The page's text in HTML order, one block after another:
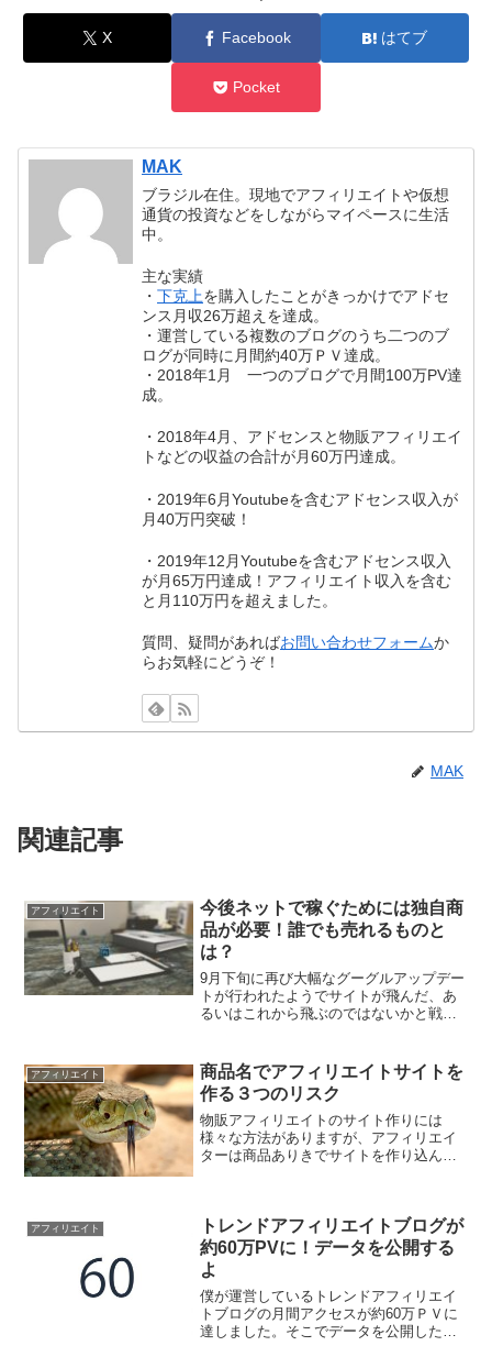
X Facebook はてブ
Pocket
MAK
ブラジル在住。現地でアフィリエイトや仮想
通貨の投資などをしながらマイペースに生活
中。
主な実績
・下克上を購入したことがきっかけでアドセ
ンス月収26万超えを達成。
・運営している複数のブログのうち二つのブ
ログが同時に月間約40万ＰＶ達成。
・2018年1月 一つのブログで月間100万PV達
成。
・2018年4月、アドセンスと物販アフィリエイ
トなどの収益の合計が月60万円達成。
・2019年6月Youtubeを含むアドセンス収入が
月40万円突破！
・2019年12月Youtubeを含むアドセンス収入
が月65万円達成！アフィリエイト収入を含む
と月110万円を超えました。
質問、疑問があればお問い合わせフォームか
らお気軽にどうぞ！
MAK
関連記事
アフィリエイト
今後ネットで稼ぐためには独自商
品が必要！誰でも売れるものと
は？
9月下旬に再び大幅なグーグルアップデー
トが行われたようでサイトが飛んだ、あ
るいはこれから飛ぶのではないかと戦々
僕ですが、今回は今のところ無風です。
これからのことは分かり...
アフィリエイト
商品名でアフィリエイトサイトを
作る３つのリスク
物販アフィリエイトのサイト作りには
様々な方法がありますが、アフィリエイ
ターは商品ありきでサイトを作り込んで
アフィリエイト
トレンドアフィリエイトブログが
約60万PVに！データを公開する
よ
僕が運営しているトレンドアフィリエイ
トブログの月間アクセスが約60万ＰＶに
達しました。そこでデータを公開したい